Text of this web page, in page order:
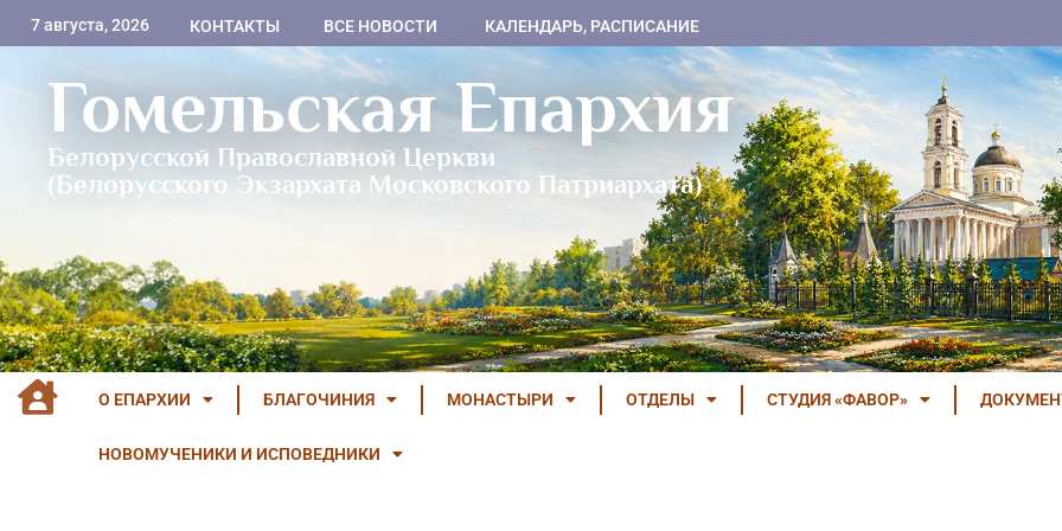
7 августа, 2026 КОНТАКТЫ ВСЕ НОВОСТИ КАЛЕНДАРЬ, РАСПИСАНИЕ
Гомельская Епархия
Белорусской Православной Церкви
(Белорусского Экзархата Московского Патриархата)
О ЕПАРХИИ БЛАГОЧИНИЯ МОНАСТЫРИ ОТДЕЛЫ СТУДИЯ «ФАВОР»
НОВОМУЧЕНИКИ И ИСПОВЕДНИКИ